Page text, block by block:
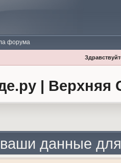
форума
| Верхняя
данные